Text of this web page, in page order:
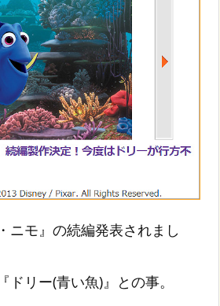
ニモ』の続編発表されまし
リー(青い魚)』との事。